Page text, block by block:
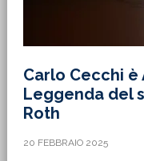
Carlo Cecchi
Leggenda del
Roth
20 FEBBRAIO 2025